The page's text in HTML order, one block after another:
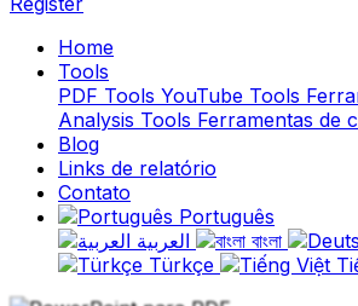
Home
Tools
PDF Tools YouTube Tools
Analysis Tools Ferramentas de
Blog
Links de relatório
Contato
Português
বাংলা
Türkçe